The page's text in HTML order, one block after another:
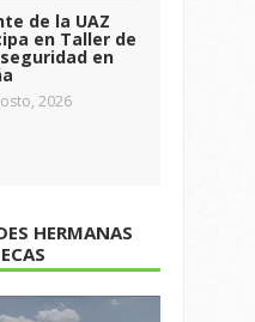
de la UAZ
en Taller de
en
2026
HERMANAS